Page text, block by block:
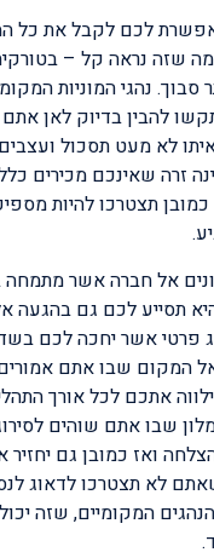
לכם לקבל את כל
שזה נראה קל –
סבוך. נהגי המוניות
להבין בדיוק לאן
לא מעט תסכול
זרה שאינכם מכירים
תצטרכו להיות
אל חברה אשר
תסייע לכם גם בהגעה
פרטי אשר יחכה לכם
המקום שבו אתם
אתכם לכל אורך
שבו אתם שוהים
ואז כמובן גם
לא תצטרכו לדאוג
המקומיים, שזה